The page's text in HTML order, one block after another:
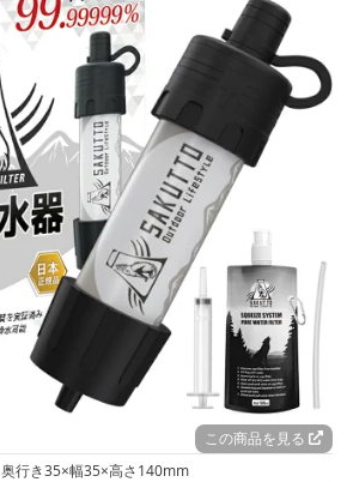
この商品を見る
奥行き35×幅35×高さ140mm